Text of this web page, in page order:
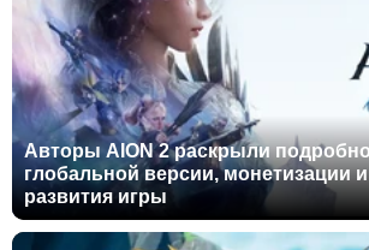
Авторы AION 2 раскрыли
глобальной версии, монетизации
развития игры